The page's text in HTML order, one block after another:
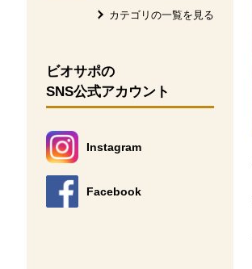
カテゴリの一覧を見る
ビオサポの
SNS公式アカウント
Instagram
別のウィンドウで開きます。
Facebook
別のウィンドウで開きます。